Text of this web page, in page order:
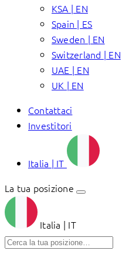
KSA | EN
Spain | ES
Sweden | EN
Switzerland | EN
UAE | EN
UK | EN
Contattaci
Investitori
Italia | IT
La tua posizione
Italia | IT